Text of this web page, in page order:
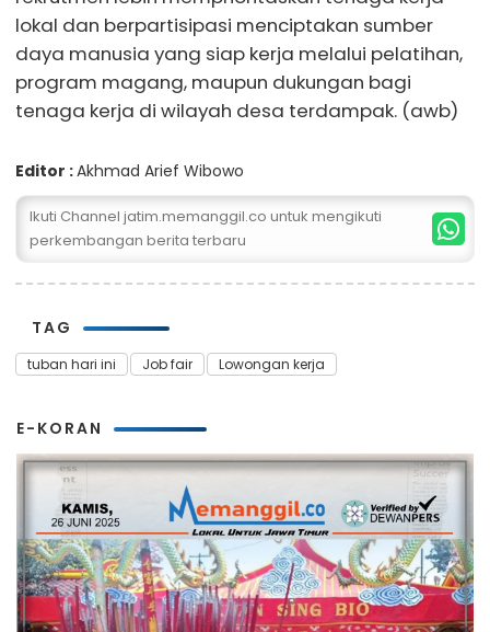
lokal dan berpartisipasi menciptakan sumber
daya manusia yang siap kerja melalui pelatihan,
program magang, maupun dukungan bagi
tenaga kerja di wilayah desa terdampak. (awb)
Editor :Akhmad Arief Wibowo
Ikuti Channel jatim.memanggil.co untuk mengikuti
perkembangan berita terbaru
TAG
tuban hari ini Job fair Lowongan kerja
E-KORAN